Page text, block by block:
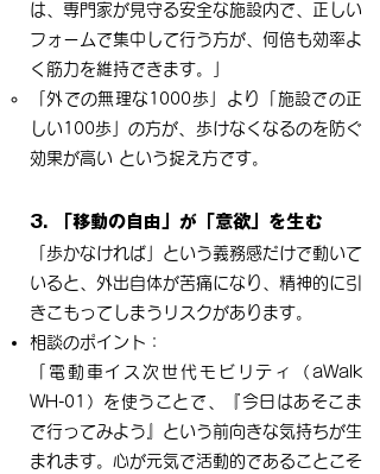
は、専門家が見守る安全な施設内で、正しい
フォームで集中して行う方が、何倍も効率よ
く筋力を維持できます。」
「外での無理な1000歩」より「施設での正
しい100歩」の方が、歩けなくなるのを防ぐ
効果が高い という捉え方です。
3. 「移動の自由」が「意欲」を生む
「歩かなければ」という義務感だけで動いて
いると、外出自体が苦痛になり、精神的に引
きこもってしまうリスクがあります。
相談のポイント：
「電動車イス次世代モビリティ（aWalk
WH-01）を使うことで、『今日はあそこま
で行ってみよう』という前向きな気持ちが生
まれます。心が元気で活動的であることこそ